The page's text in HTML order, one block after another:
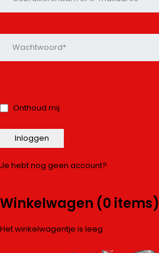
Onthoud mij
Je hebt nog geen account?
Winkelwagen (0 items)
Het winkelwagentje is leeg